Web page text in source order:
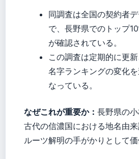
同調査は全国の契約者
で、長野県でのトップ
が確認されている。
この調査は定期的に更
名字ランキングの変化
なっている。
なぜこれが重要か： 長野県の小
古代の信濃国における地名由来
ルーツ解明の手がかりとして価